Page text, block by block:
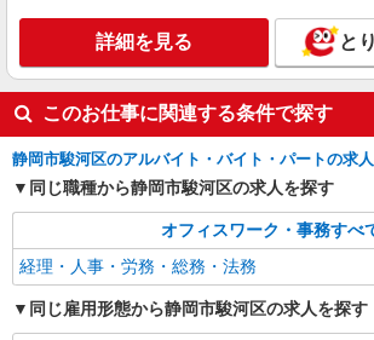
詳細を見る と
このお仕事に関連する条件で探す
静岡市駿河区のアルバイト・バイト・パートの求
同じ職種から静岡市駿河区の求人を探す
オフィスワーク・事務すべ
経理・人事・労務・総務・法務
同じ雇用形態から静岡市駿河区の求人を探す